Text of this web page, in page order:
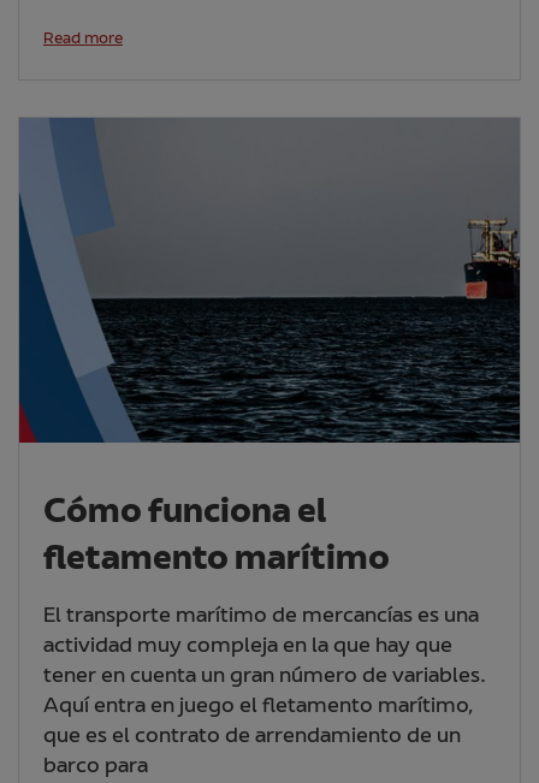
Read more
Cómo funciona el
fletamento marítimo
El transporte marítimo de mercancías es una
actividad muy compleja en la que hay que
tener en cuenta un gran número de variables.
Aquí entra en juego el fletamento marítimo,
que es el contrato de arrendamiento de un
barco para